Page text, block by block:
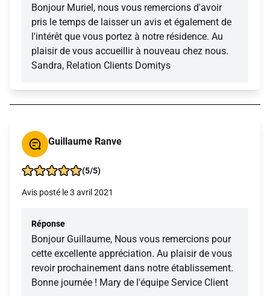
Bonjour Muriel, nous vous remercions d'avoir
pris le temps de laisser un avis et également de
l'intérêt que vous portez à notre résidence. Au
plaisir de vous accueillir à nouveau chez nous.
Sandra, Relation Clients Domitys
Guillaume Ranve
(5/5)
Avis posté le 3 avril 2021
Réponse
Bonjour Guillaume, Nous vous remercions pour
cette excellente appréciation. Au plaisir de vous
revoir prochainement dans notre établissement.
Bonne journée ! Mary de l'équipe Service Client